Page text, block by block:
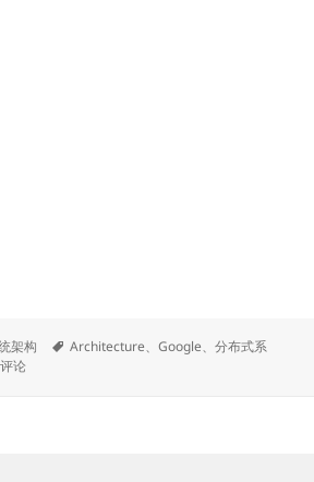
架构
标
Architecture、Google、分布式系
Dean关于Google系统架构的讲座
论